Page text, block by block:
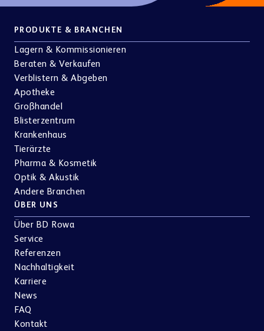
PRODUKTE & BRANCHEN
Lagern & Kommissionieren
Beraten & Verkaufen
Verblistern & Abgeben
Apotheke
Großhandel
Blisterzentrum
Krankenhaus
Tierärzte
Pharma & Kosmetik
Optik & Akustik
Andere Branchen
ÜBER UNS
Über BD Rowa
Service
Referenzen
Nachhaltigkeit
Karriere
News
FAQ
Kontakt